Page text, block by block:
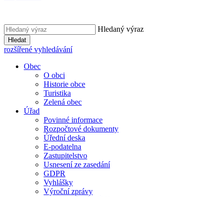
Hledaný výraz
Hledat
rozšířené vyhledávání
Obec
O obci
Historie obce
Turistika
Zelená obec
Úřad
Povinné informace
Rozpočtové dokumenty
Úřední deska
E-podatelna
Zastupitelstvo
Usnesení ze zasedání
GDPR
Vyhlášky
Výroční zprávy